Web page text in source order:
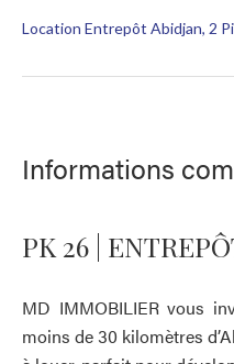
Location Entrepôt Abidjan, 2
Informations
PK 26 |
MD IMMOBILIER vous
moins de 30 kilomètres